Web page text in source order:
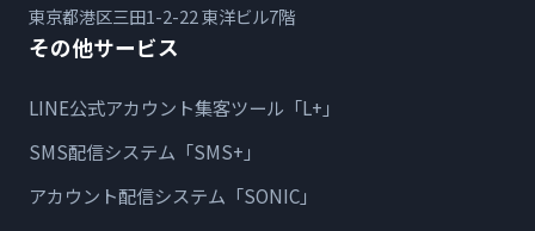
東京都港区三田1-2-22 東洋ビル7階
その他サービス
LINE公式アカウント集客ツール「L+」
SMS配信システム「SMS+」
アカウント配信システム「SONIC」